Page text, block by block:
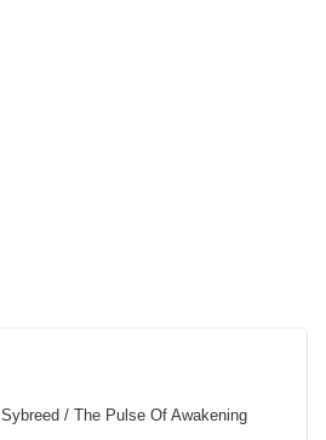
Sybreed / The Pulse Of Awakening